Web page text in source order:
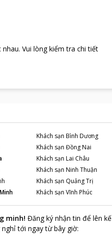
nhau. Vui lòng kiểm tra chi tiết
Khách sạn Bình Dương
Khách sạn Đồng Nai
Khách sạn Lai Châu
Khách sạn Ninh Thuận
Khách sạn Quảng Trị
Khách sạn Vĩnh Phúc
minh! Đăng ký nhận tin để lên kế
nghỉ tới ngay từ bây giờ: